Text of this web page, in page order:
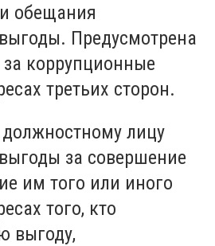
обещания
Предусмотрена
за коррупционные
третьих сторон.
лицу
за совершение
им того или иного
того, кто
выгоду,